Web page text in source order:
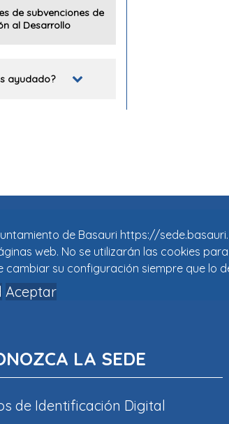
de Basauri https://
web. No se utilizarán las cookies
cambiar su configuración siempre que lo
Aceptar
LA SEDE
de Identificación Digital